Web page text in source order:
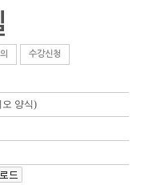
수강신청
오 양식)